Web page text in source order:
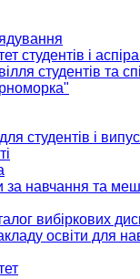
студентів і
студентів та
студентів і
за навчання та
вибіркових
освіти для